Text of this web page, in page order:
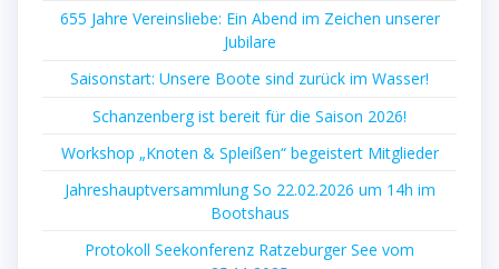
655 Jahre Vereinsliebe: Ein Abend im Zeichen unserer
Jubilare
Saisonstart: Unsere Boote sind zurück im Wasser!
Schanzenberg ist bereit für die Saison 2026!
Workshop „Knoten & Spleißen“ begeistert Mitglieder
Jahreshauptversammlung So 22.02.2026 um 14h im
Bootshaus
Protokoll Seekonferenz Ratzeburger See vom